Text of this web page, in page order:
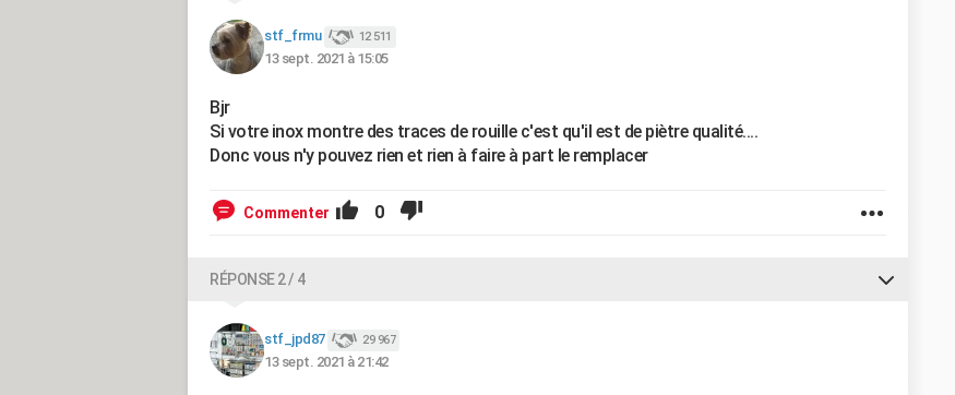
stf_frmu 12 511
13 sept. 2021 à 15:05
Bjr
Si votre inox montre des traces de rouille c'est qu'il est de piètre qualité....
Donc vous n'y pouvez rien et rien à faire à part le remplacer
Commenter 0
RÉPONSE 2 / 4
stf_jpd87 29 967
13 sept. 2021 à 21:42